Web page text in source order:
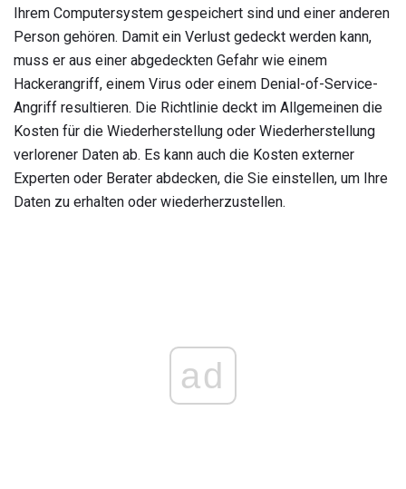
Ihrem Computersystem gespeichert sind und einer anderen
Person gehören. Damit ein Verlust gedeckt werden kann,
muss er aus einer abgedeckten Gefahr wie einem
Hackerangriff, einem Virus oder einem Denial-of-Service-
Angriff resultieren. Die Richtlinie deckt im Allgemeinen die
Kosten für die Wiederherstellung oder Wiederherstellung
verlorener Daten ab. Es kann auch die Kosten externer
Experten oder Berater abdecken, die Sie einstellen, um Ihre
Daten zu erhalten oder wiederherzustellen.
ad